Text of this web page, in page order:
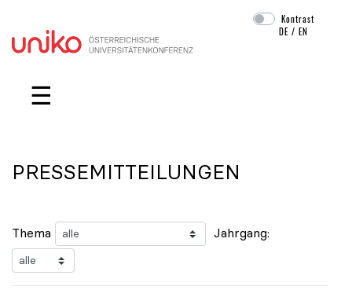
Navigation überspringen
Kontrast
DE /EN
☰
PRESSEMITTEILUNGEN
Thema Jahrgang: